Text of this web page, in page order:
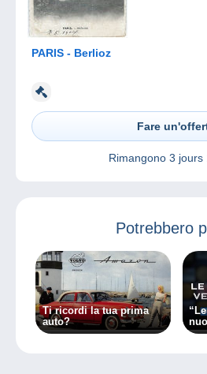
PARIS - Berlioz
Fare
Rimangono 3 jours
Potrebbero
Ti ricordi la tua prima
auto?